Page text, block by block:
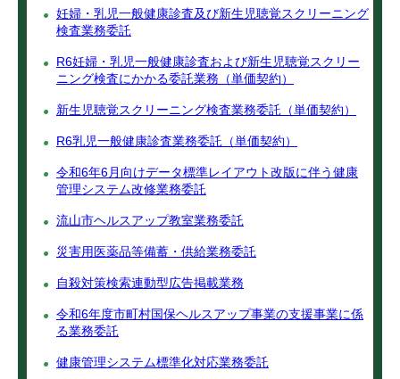
妊婦・乳児一般健康診査及び新生児聴覚スクリーニング
検査業務委託
R6妊婦・乳児一般健康診査および新生児聴覚スクリー
ニング検査にかかる委託業務（単価契約）
新生児聴覚スクリーニング検査業務委託（単価契約）
R6乳児一般健康診査業務委託（単価契約）
令和6年6月向けデータ標準レイアウト改版に伴う健康
管理システム改修業務委託
流山市ヘルスアップ教室業務委託
災害用医薬品等備蓄・供給業務委託
自殺対策検索連動型広告掲載業務
令和6年度市町村国保ヘルスアップ事業の支援事業に係
る業務委託
健康管理システム標準化対応業務委託